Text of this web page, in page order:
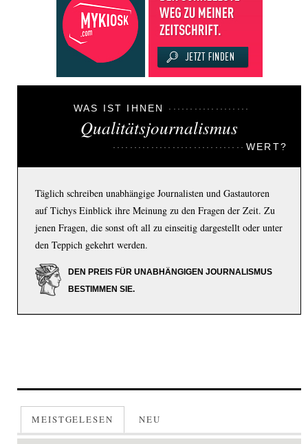
WAS IST IHNEN
Qualitätsjournalismus
WERT?
Täglich schreiben unabhängige Journalisten und Gastautoren
auf Tichys Einblick ihre Meinung zu den Fragen der Zeit. Zu
jenen Fragen, die sonst oft all zu einseitig dargestellt oder unter
den Teppich gekehrt werden.
DEN PREIS FÜR UNABHÄNGIGEN JOURNALISMUS
BESTIMMEN SIE.
MEISTGELESEN NEU